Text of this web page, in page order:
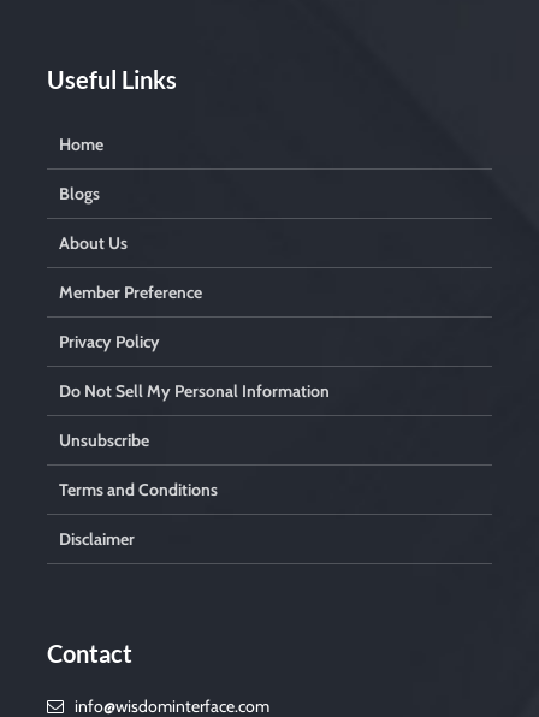
Useful Links
Home
Blogs
About Us
Member Preference
Privacy Policy
Do Not Sell My Personal Information
Unsubscribe
Terms and Conditions
Disclaimer
Contact
info@wisdominterface.com